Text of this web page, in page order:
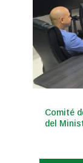
Comité
del